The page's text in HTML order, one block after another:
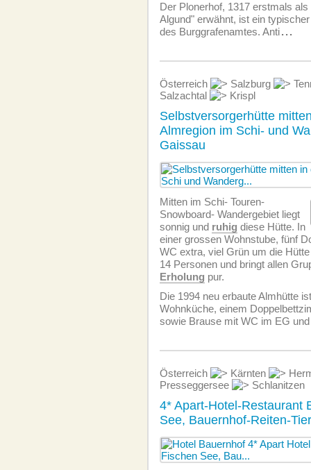
Der Plonerhof, 1317 erstmals als
Algund" erwähnt, ist ein
des Burggrafenamtes. Anti...
Österreich Salzburg
Salzachtal
Krispl
Selbstversorgerhütte
Almregion im Schi- und
Gaissau
Mitten im Schi- Touren-
Snowboard- Wandergebiet liegt
sonnig und ruhig diese Hütte. In
einer grossen Wohnstube, fünf
WC extra, viel Grün um die
14 Personen und bringt allen
Erholung pur.
Die 1994 neu erbaute Almhütte
Wohnküche, einem
sowie Brause mit WC im EG und
Österreich Kärnten
Presseggersee
Schlanitzen
4* Apart-Hotel-Restaurant
See, Bauernhof-Reiten-